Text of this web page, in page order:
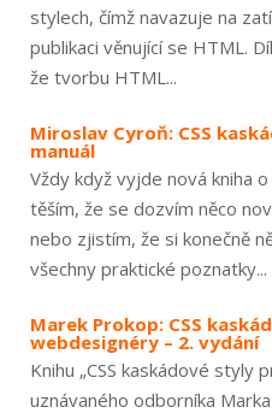
stylech, čímž navazuje na
publikaci věnující se HTML.
že tvorbu HTML...
Miroslav Cyroň: CSS
manuál
Vždy když vyjde nová kniha
těším, že se dozvím něco
nebo zjistím, že si konečně
všechny praktické poznatky...
Marek Prokop: CSS
webdesignéry – 2. vydání
Knihu „CSS kaskádové styly
uznávaného odborníka